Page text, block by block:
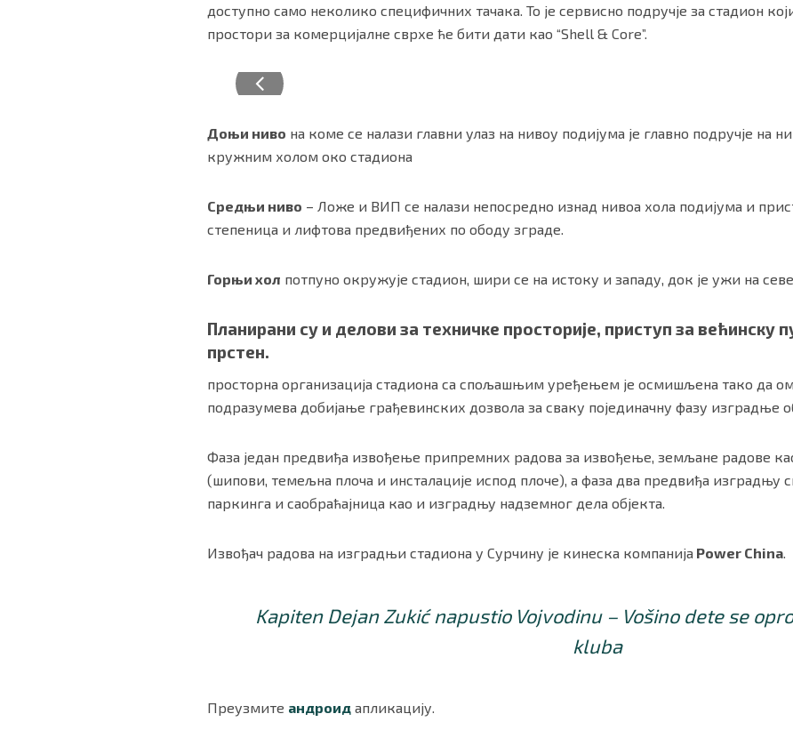
доступно само неколико специфичних тачака. То је сервисно подручје за стадион
простори за комерцијалне сврхе ће бити дати као “Shell & Core”.
Доњи ниво на коме се налази главни улаз на нивоу подијума је главно подручје на
кружним холом око стадиона
Средњи ниво – Ложе и ВИП се налази непосредно изнад нивоа хола подијума и
степеница и лифтова предвиђених по ободу зграде.
Горњи хол потпуно окружује стадион, шири се на истоку и западу, док је ужи на
Планирани су и делови за техничке просторије, приступ за већинску
прстен.
просторна организација стадиона са спољашњим уређењем је осмишљена тако да
подразумева добијање грађевинских дозвола за сваку појединачну фазу изградње
Фаза један предвиђа извођење припремних радова за извођење, земљане радове
(шипови, темељна плоча и инсталације испод плоче), а фаза два предвиђа
паркинга и саобраћајница као и изградњу надземног дела објекта.
Извођач радова на изградњи стадиона у Сурчину је кинеска компанија Power China.
Kapiten Dejan Zukić napustio Vojvodinu – Vošino dete se
kluba
Преузмите андроид апликацију.